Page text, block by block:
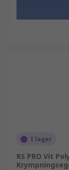
I lager
RS PRO Vit